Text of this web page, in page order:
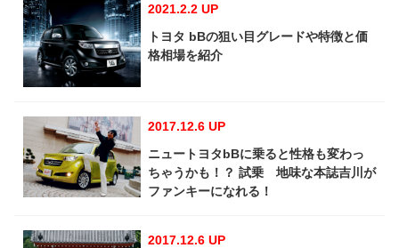
2021.2.2 UP
トヨタ bBの狙い目グレードや特徴と価
格相場を紹介
2017.12.6 UP
ニュートヨタbBに乗ると性格も変わっ
ちゃうかも！？ 試乗 地味な本誌吉川が
ファンキーになれる！
2017.12.6 UP